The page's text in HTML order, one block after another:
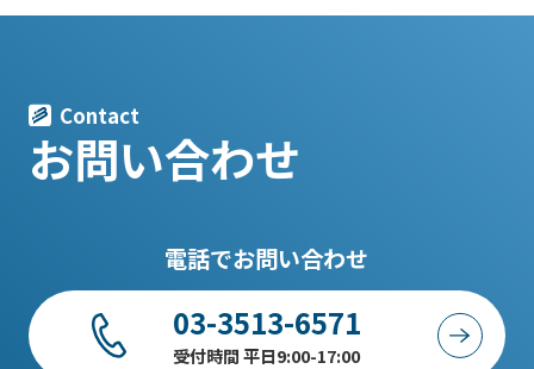
Contact
お問い合わせ
電話でお問い合わせ
03-3513-6571
受付時間 平日9:00-17:00